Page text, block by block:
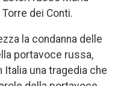
dei Conti.
la condanna delle
portavoce russa,
una tragedia che